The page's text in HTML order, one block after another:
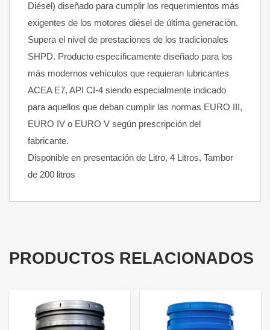
Diésel) diseñado para cumplir los requerimientos más
exigentes de los motores diésel de última generación.
Supera el nivel de prestaciones de los tradicionales
SHPD. Producto específicamente diseñado para los
más modernos vehículos que requieran lubricantes
ACEA E7, API CI-4 siendo especialmente indicado
para aquellos que deban cumplir las normas EURO III,
EURO IV o EURO V según prescripción del
fabricante.
Disponible en presentación de Litro, 4 Litros, Tambor
de 200 litros
PRODUCTOS RELACIONADOS